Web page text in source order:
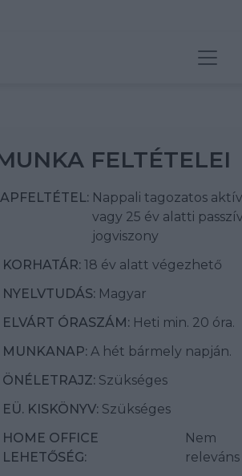
FELTÉTELEI
Nappali tagozatos aktív
vagy 25 év alatti
jogviszony
KORHATÁR: 18 év alatt végezhető
NYELVTUDÁS: Magyar
ELVÁRT ÓRASZÁM: Heti min. 20 óra.
MUNKANAP: A hét bármely napján.
ÖNÉLETRAJZ: Szükséges
EÜ. KISKÖNYV: Szükséges
HOME OFFICE
LEHETŐSÉG:
Nem
releváns